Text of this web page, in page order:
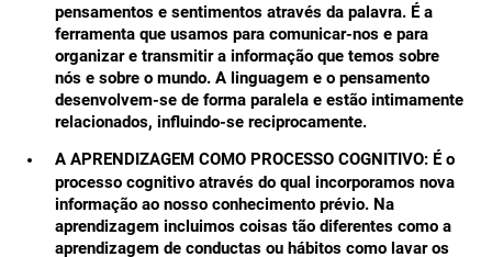
pensamentos e sentimentos através da palavra. É a
ferramenta que usamos para comunicar-nos e para
organizar e transmitir a informação que temos sobre
nós e sobre o mundo. A linguagem e o pensamento
desenvolvem-se de forma paralela e estão intimamente
relacionados, influindo-se reciprocamente.
A APRENDIZAGEM COMO PROCESSO COGNITIVO: É o
processo cognitivo através do qual incorporamos nova
informação ao nosso conhecimento prévio. Na
aprendizagem incluimos coisas tão diferentes como a
aprendizagem de conductas ou hábitos como lavar os